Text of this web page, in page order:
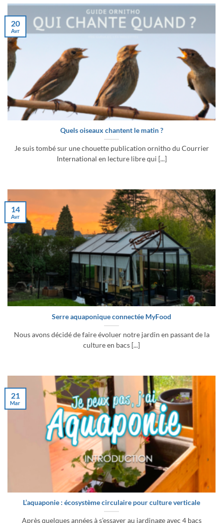
Quels oiseaux chantent le matin ?
Je suis tombé sur une chouette publication ornitho du Courrier
International en lecture libre qui [...]
20
Avr
Serre aquaponique connectée MyFood
Nous avons décidé de faire évoluer notre jardin en passant de la
culture en bacs [...]
14
Avr
L’aquaponie : écosystème circulaire pour culture verticale
Après quelques années à s’essayer au jardinage avec 4 bacs
21
Mar